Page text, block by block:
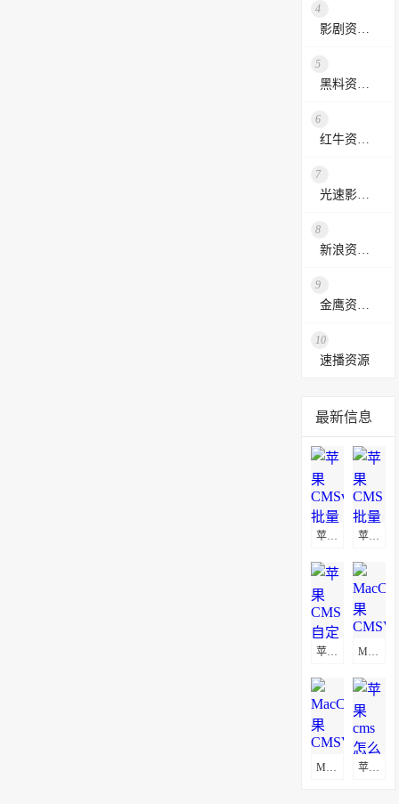
4
5
6
7
8
9
10
速播资源
最新信息
苹果CMS批量替换播放地址及图片地址方法
苹果cms怎么更换logo